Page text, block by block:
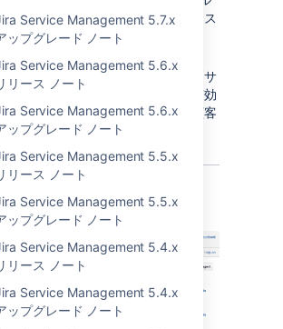
Service Management 5.7.x
ップグレード ノート
Service Management 5.6.x
リース ノート
Service Management 5.6.x
ップグレード ノート
Service Management 5.5.x
リース ノート
Service Management 5.5.x
ップグレード ノート
Service Management 5.4.x
リース ノート
Service Management 5.4.x
ップグレード ノート
スタマイズし、必要に応じてアクセス
の有無を設定できるようになりまし
にライセンスが不要になったため、サ
スデスクへの一般サインアップを有効
て、アカウントのサインアップを顧客
に依頼することもできます。
読む